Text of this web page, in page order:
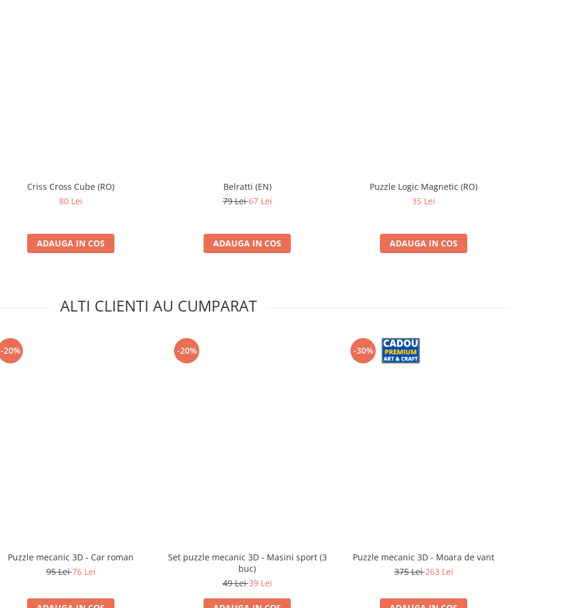
Criss Cross Cube (RO)
80 Lei
ADAUGA IN COS
Belratti (EN)
79 Lei67 Lei
ADAUGA IN COS
Puzzle Logic Magnetic (RO)
35 Lei
ADAUGA IN COS
ALTI CLIENTI AU CUMPARAT
-20%
Puzzle mecanic 3D - Car roman
95 Lei76 Lei
-20%
Set puzzle mecanic 3D - Masini sport (3
buc)
49 Lei39 Lei
-30%
Puzzle mecanic 3D - Moara de vant
375 Lei263 Lei